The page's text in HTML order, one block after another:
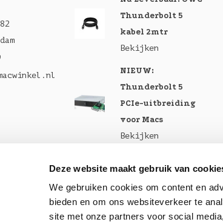
Deze website maakt gebruik van
We gebruiken cookies om content en
bieden en om ons websiteverkeer te
site met onze partners voor social
Thunderbolt 5
kabel 2mtr
Bekijken
NIEUW:
Thunderbolt 5
PCIe-uitbreiding
voor Macs
Bekijken
MacBook Pro M5
Pro en M5 Max
Bekijken